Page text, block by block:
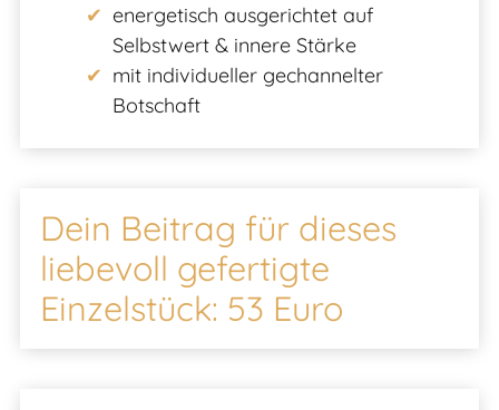
energetisch ausgerichtet auf
Selbstwert & innere Stärke
mit individueller gechannelter
Botschaft
Dein Beitrag für dieses
liebevoll gefertigte
Einzelstück: 53 Euro